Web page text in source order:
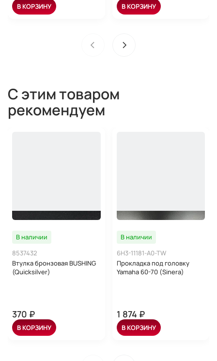
В КОРЗИНУ В КОРЗИНУ
С этим товаром
рекомендуем
В наличии
8537432
Втулка бронзовая BUSHING
(Quicksilver)
370 ₽
В КОРЗИНУ
В наличии
6H3-11181-A0-TW
Прокладка под головку
Yamaha 60-70 (Sinera)
1 874 ₽
В КОРЗИНУ